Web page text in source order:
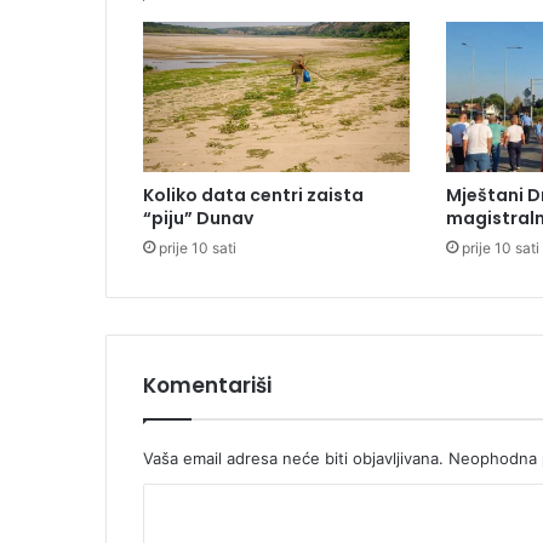
a
k
o
l
a
k
v
a
i
i
c
j
a
Koliko data centri zaista
“piju” Dunav
prije 10 sati
Mještani
prije 10 sati
Komentariši
Vaša email adresa neće biti objavljivana. Neophodna